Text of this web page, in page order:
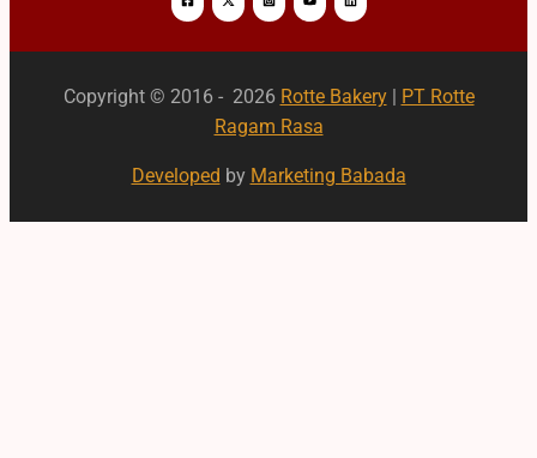
Copyright © 2016 - 2026 Rotte Bakery| PT Rotte
Ragam Rasa
Developed by Marketing Babada